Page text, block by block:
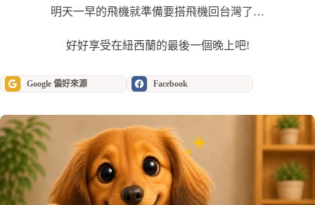
明天一早的飛機就準備要搭飛機回台灣了…
好好享受在紐西蘭的最後一個晚上吧!
Google 偏好來源 Facebook